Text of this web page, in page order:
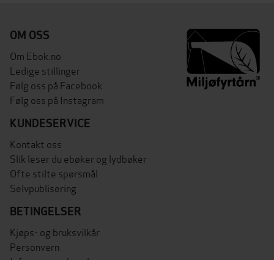
OM OSS
Om Ebok.no
Ledige stillinger
Følg oss på Facebook
Følg oss på Instagram
KUNDESERVICE
Kontakt oss
Slik leser du ebøker og lydbøker
Ofte stilte spørsmål
Selvpublisering
BETINGELSER
Kjøps- og bruksvilkår
Personvern